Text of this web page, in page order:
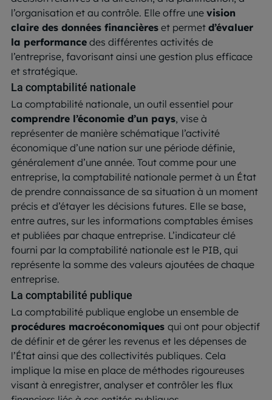
l’organisation et au contrôle. Elle offre une vision
claire des données financières et permet d’évaluer
la performance des différentes activités de
l’entreprise, favorisant ainsi une gestion plus efficace
et stratégique.
La comptabilité nationale
La comptabilité nationale, un outil essentiel pour
comprendre l’économie d’un pays, vise à
représenter de manière schématique l’activité
économique d’une nation sur une période définie,
généralement d’une année. Tout comme pour une
entreprise, la comptabilité nationale permet à un État
de prendre connaissance de sa situation à un moment
précis et d’étayer les décisions futures. Elle se base,
entre autres, sur les informations comptables émises
et publiées par chaque entreprise. L’indicateur clé
fourni par la comptabilité nationale est le PIB, qui
représente la somme des valeurs ajoutées de chaque
entreprise.
La comptabilité publique
La comptabilité publique englobe un ensemble de
procédures macroéconomiques qui ont pour objectif
de définir et de gérer les revenus et les dépenses de
l’État ainsi que des collectivités publiques. Cela
implique la mise en place de méthodes rigoureuses
visant à enregistrer, analyser et contrôler les flux